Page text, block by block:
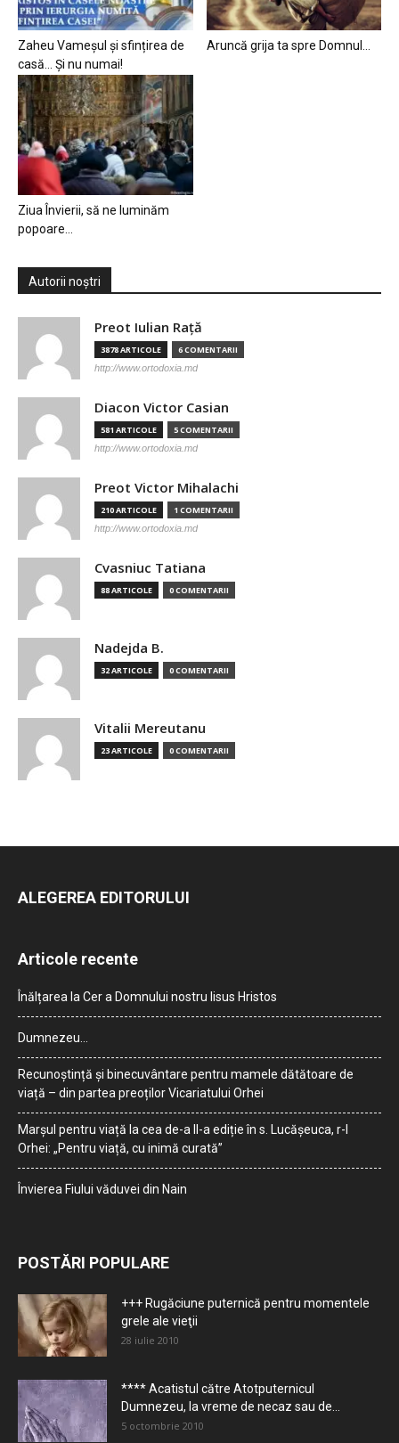
Zaheu Vameșul și sfințirea de
casă… Și nu numai!
Aruncă grija ta spre Domnul…
Ziua Învierii, să ne luminăm
popoare…
Autorii noștri
Preot Iulian Raţă
3878 ARTICOLE 6 COMENTARII
http://www.ortodoxia.md
Diacon Victor Casian
581 ARTICOLE 5 COMENTARII
http://www.ortodoxia.md
Preot Victor Mihalachi
210 ARTICOLE 1 COMENTARII
http://www.ortodoxia.md
Cvasniuc Tatiana
88 ARTICOLE 0 COMENTARII
Nadejda B.
32 ARTICOLE 0 COMENTARII
Vitalii Mereutanu
23 ARTICOLE 0 COMENTARII
ALEGEREA EDITORULUI
Articole recente
Înălțarea la Cer a Domnului nostru Iisus Hristos
Dumnezeu…
Recunoștință și binecuvântare pentru mamele dătătoare de
viață – din partea preoților Vicariatului Orhei
Marșul pentru viață la cea de-a II-a ediție în s. Lucășeuca, r-l
Orhei: „Pentru viață, cu inimă curată”
Învierea Fiului văduvei din Nain
POSTĂRI POPULARE
+++ Rugăciune puternică pentru momentele
grele ale vieţii
28 iulie 2010
**** Acatistul către Atotputernicul
Dumnezeu, la vreme de necaz sau de...
5 octombrie 2010